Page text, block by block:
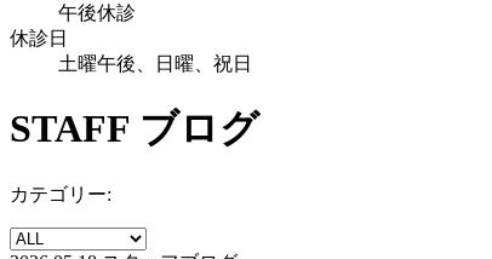
午後休診
休診日
土曜午後、日曜、祝日
STAFF ブログ
カテゴリー: